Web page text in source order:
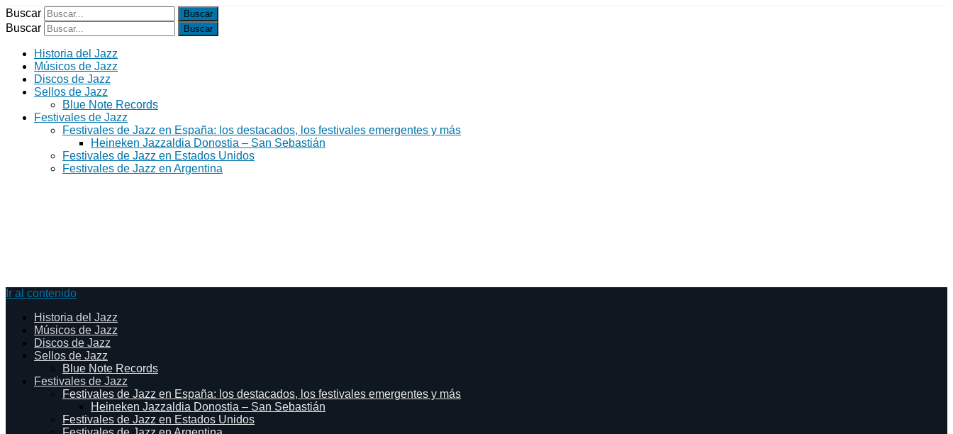
Buscar
Buscar
Historia del Jazz
Músicos de Jazz
Discos de Jazz
Sellos de Jazz
Blue Note Records
Festivales de Jazz
Festivales de Jazz en España: los destacados, los festivales emergentes y más
Heineken Jazzaldia Donostia – San Sebastián
Festivales de Jazz en Estados Unidos
Festivales de Jazz en Argentina
Ir al contenido
Historia del Jazz
Músicos de Jazz
Discos de Jazz
Sellos de Jazz
Blue Note Records
Festivales de Jazz
Festivales de Jazz en España: los destacados, los festivales emergentes y más
Heineken Jazzaldia Donostia – San Sebastián
Festivales de Jazz en Estados Unidos